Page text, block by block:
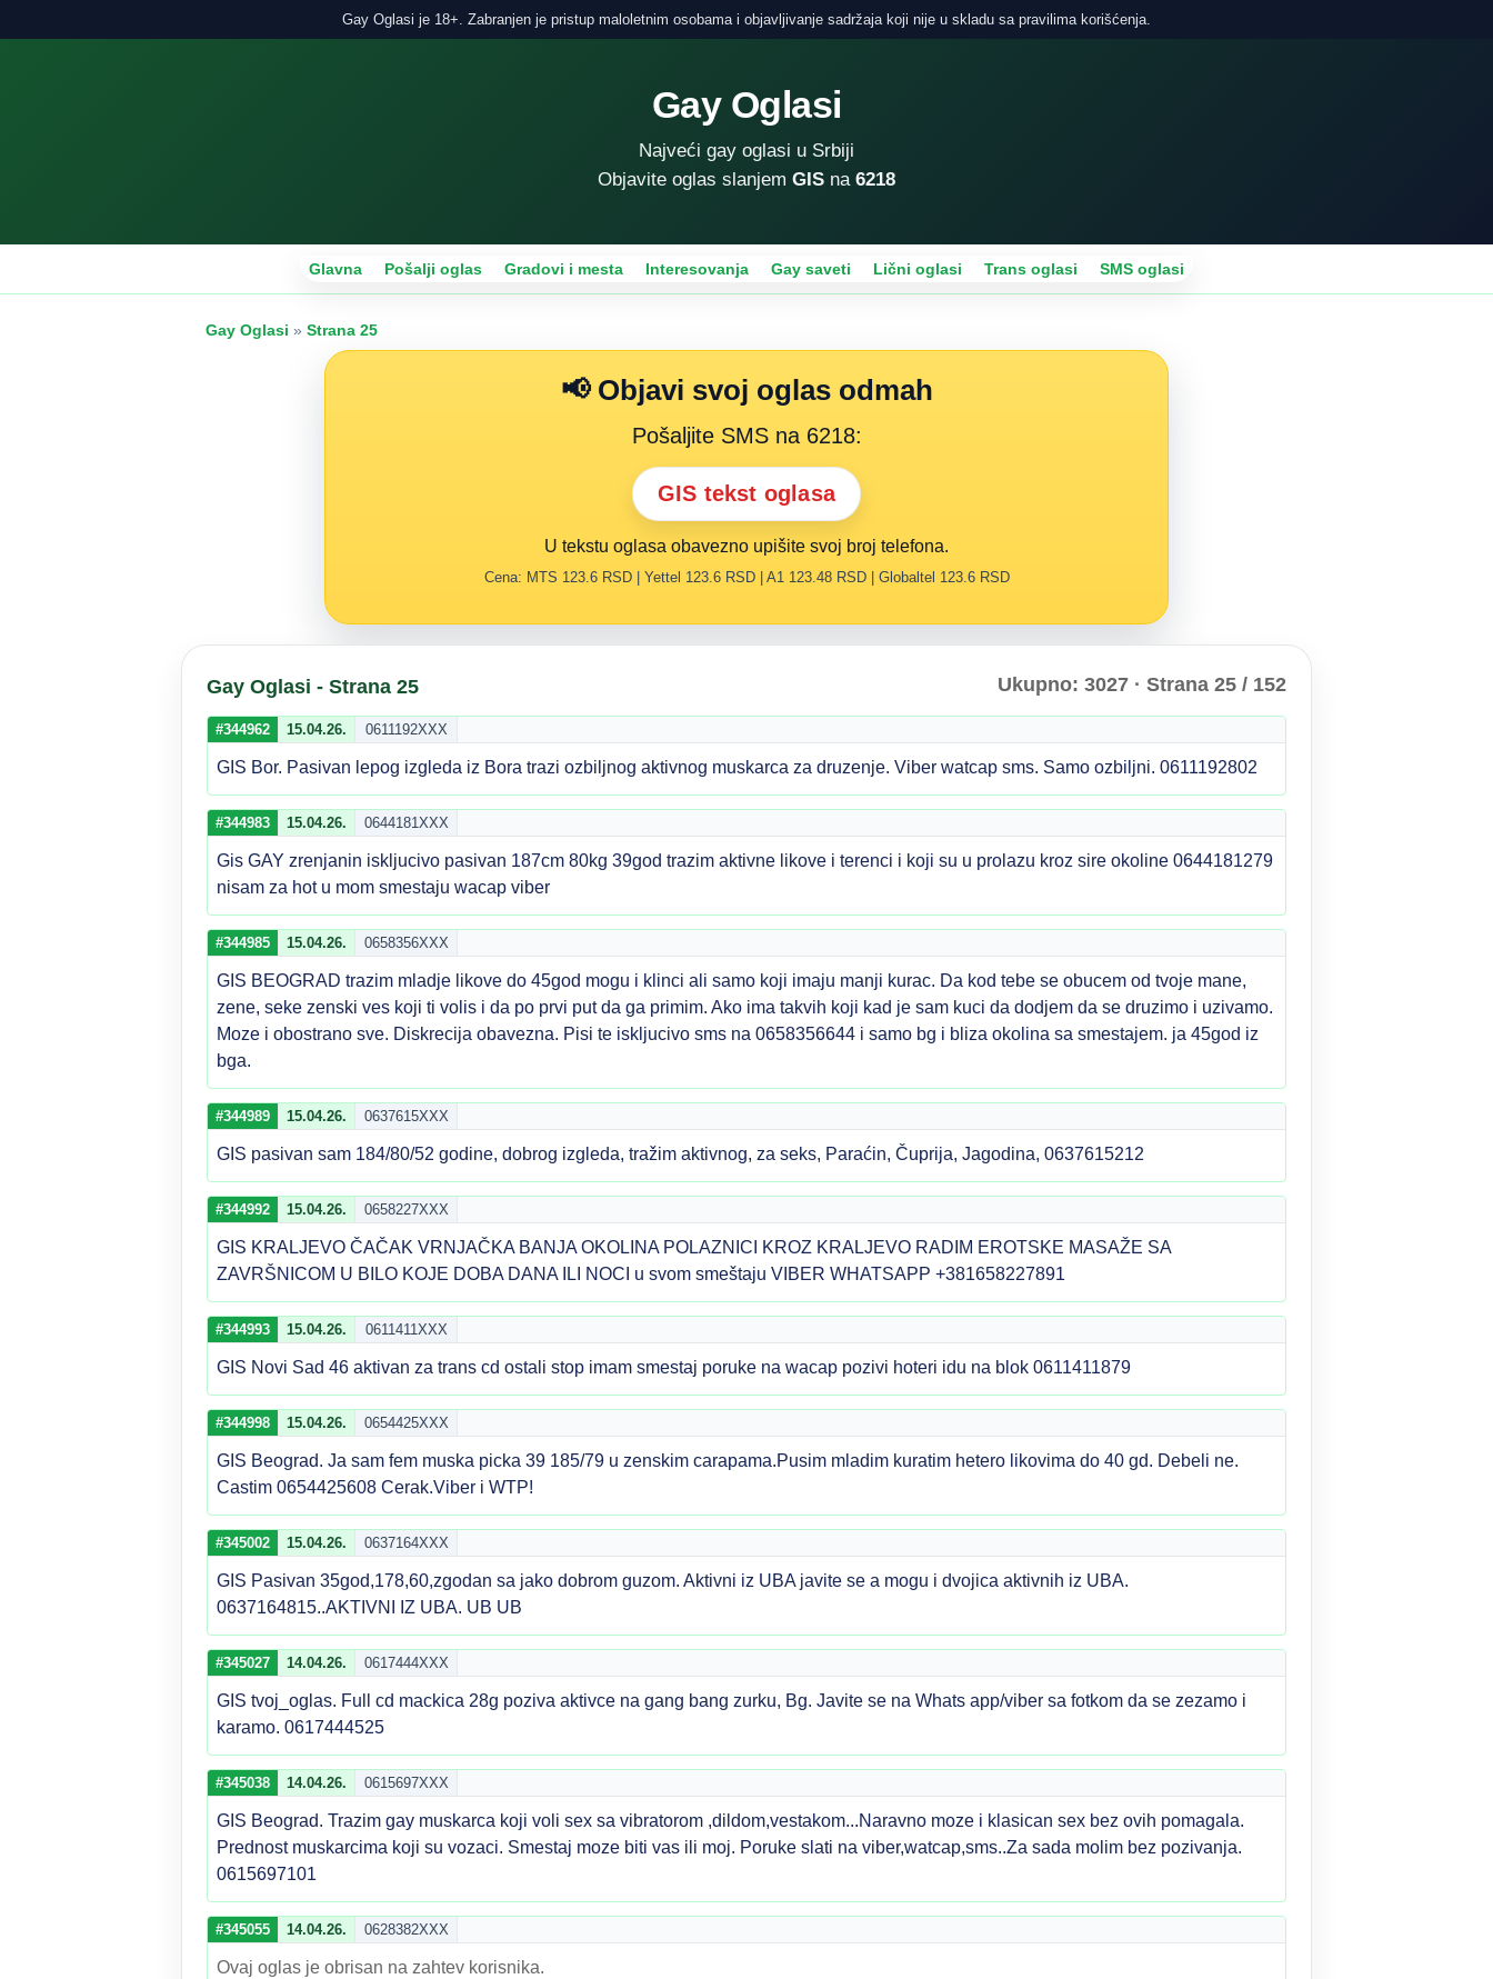
Gay Oglasi je 18+. Zabranjen je pristup maloletnim osobama i objavljivanje sadržaja koji nije u skladu sa pravilima korišćenja.
Gay Oglasi
Najveći gay oglasi u Srbiji
Objavite oglas slanjem GIS na 6218
Glavna Pošalji oglas Gradovi i mesta Interesovanja Gay saveti Lični oglasi Trans oglasi SMS oglasi
Gay Oglasi » Strana 25
📢 Objavi svoj oglas odmah
Pošaljite SMS na 6218:
GIS tekst oglasa
U tekstu oglasa obavezno upišite svoj broj telefona.
Cena: MTS 123.6 RSD | Yettel 123.6 RSD | A1 123.48 RSD | Globaltel 123.6 RSD
Gay Oglasi - Strana 25 Ukupno: 3027 · Strana 25 / 152
#344962 15.04.26. 0611192XXX
GIS Bor. Pasivan lepog izgleda iz Bora trazi ozbiljnog aktivnog muskarca za druzenje. Viber watcap sms. Samo ozbiljni. 0611192802
#344983 15.04.26. 0644181XXX
Gis GAY zrenjanin iskljucivo pasivan 187cm 80kg 39god trazim aktivne likove i terenci i koji su u prolazu kroz sire okoline 0644181279
nisam za hot u mom smestaju wacap viber
#344985 15.04.26. 0658356XXX
GIS BEOGRAD trazim mladje likove do 45god mogu i klinci ali samo koji imaju manji kurac. Da kod tebe se obucem od tvoje mane,
zene, seke zenski ves koji ti volis i da po prvi put da ga primim. Ako ima takvih koji kad je sam kuci da dodjem da se druzimo i uzivamo.
Moze i obostrano sve. Diskrecija obavezna. Pisi te iskljucivo sms na 0658356644 i samo bg i bliza okolina sa smestajem. ja 45god iz
bga.
#344989 15.04.26. 0637615XXX
GIS pasivan sam 184/80/52 godine, dobrog izgleda, tražim aktivnog, za seks, Paraćin, Čuprija, Jagodina, 0637615212
#344992 15.04.26. 0658227XXX
GIS KRALJEVO ČAČAK VRNJAČKA BANJA OKOLINA POLAZNICI KROZ KRALJEVO RADIM EROTSKE MASAŽE SA
ZAVRŠNICOM U BILO KOJE DOBA DANA ILI NOCI u svom smeštaju VIBER WHATSAPP +381658227891
#344993 15.04.26. 0611411XXX
GIS Novi Sad 46 aktivan za trans cd ostali stop imam smestaj poruke na wacap pozivi hoteri idu na blok 0611411879
#344998 15.04.26. 0654425XXX
GIS Beograd. Ja sam fem muska picka 39 185/79 u zenskim carapama.Pusim mladim kuratim hetero likovima do 40 gd. Debeli ne.
Castim 0654425608 Cerak.Viber i WTP!
#345002 15.04.26. 0637164XXX
GIS Pasivan 35god,178,60,zgodan sa jako dobrom guzom. Aktivni iz UBA javite se a mogu i dvojica aktivnih iz UBA.
0637164815..AKTIVNI IZ UBA. UB UB
#345027 14.04.26. 0617444XXX
GIS tvoj_oglas. Full cd mackica 28g poziva aktivce na gang bang zurku, Bg. Javite se na Whats app/viber sa fotkom da se zezamo i
karamo. 0617444525
#345038 14.04.26. 0615697XXX
GIS Beograd. Trazim gay muskarca koji voli sex sa vibratorom ,dildom,vestakom...Naravno moze i klasican sex bez ovih pomagala.
Prednost muskarcima koji su vozaci. Smestaj moze biti vas ili moj. Poruke slati na viber,watcap,sms..Za sada molim bez pozivanja.
0615697101
#345055 14.04.26. 0628382XXX
Ovaj oglas je obrisan na zahtev korisnika.